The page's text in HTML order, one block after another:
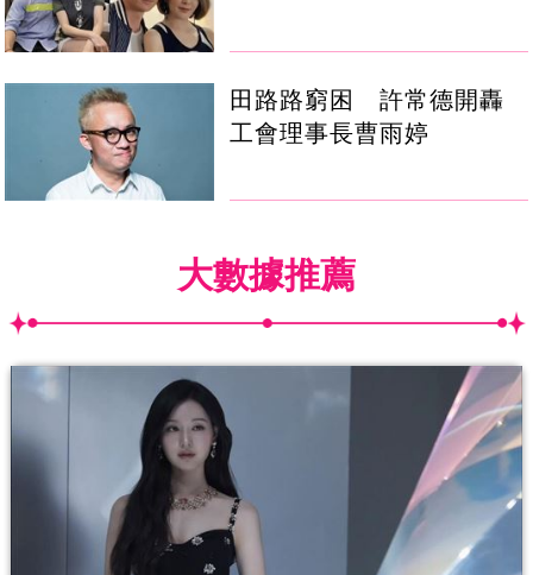
田路路窮困 許常德開轟
工會理事長曹雨婷
大數據推薦